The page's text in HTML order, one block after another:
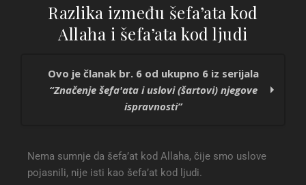
Razlika između šefa’ata kod
Allaha i šefa’ata kod ljudi
Ovo je članak br. 6 od ukupno 6 iz serijala
“Značenje šefa'ata i uslovi (šartovi) njegove
ispravnosti”
Značenje šefa’ata
Šefa’at na Sudnjem danu
Nema sumnje da šefa’at kod Allaha, čije smo uslove
pojasnili, nije isti kao šefa’at kod ljudi.